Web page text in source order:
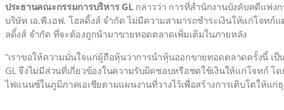
ประธานคณะกรรมการบริหาร GLกล่าวว่า การที่สำนักงานบังคับคดีแพ่ง
บริษัท เอ.พี.เอฟ. โฮลดิ้งส์ จำกัด ไม่มีความสามารถชำระเงินให้แก่โจท
ลดิ้งส์ จำกัด ที่จะต้องถูกนำมาขายทอดตลาดเพิ่มเติมในภายหลัง
“เราขอให้ความมั่นใจแก่ผู้ถือหุ้นว่าการนำหุ้นออกขายทอดตลาดครั้งนี้ เ
GL จึงไม่มีส่วนที่เกี่ยวข้องในความรับผิดชอบหรือชดใช้เงินให้แก่โจทก์
ไฟแนนซ์ในภูมิภาคเอเชียตามแผนงานที่วางไว้เพื่อสร้างการเติบโตให้แก่